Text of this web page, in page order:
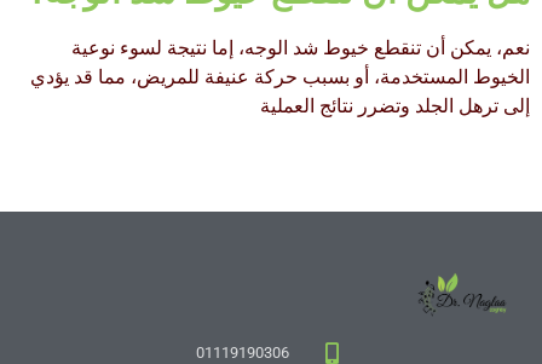
نعم، يمكن أن تنقطع خيوط شد الوجه، إما نتيجة لسوء نوعية
الخيوط المستخدمة، أو بسبب حركة عنيفة للمريض، مما قد يؤدي
إلى ترهل الجلد وتضرر نتائج العملية
01119190306